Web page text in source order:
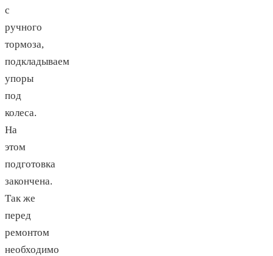
с
ручного
тормоза,
подкладываем
упоры
под
колеса.
На
этом
подготовка
закончена.
Так же
перед
ремонтом
необходимо